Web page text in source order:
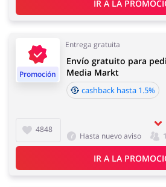
Joyería y Accesorios
El cashback aparecerá en tu
Tiempo de aceptación del
Tiempo medio de aceptación de
Markt es de 60 y 90 días.
IR A LA
Promoción
Entrega gratuita
4848
Envío gratuito para
Media Markt
cashback hasta 1.5%
Hasta nuevo aviso
IR A LA